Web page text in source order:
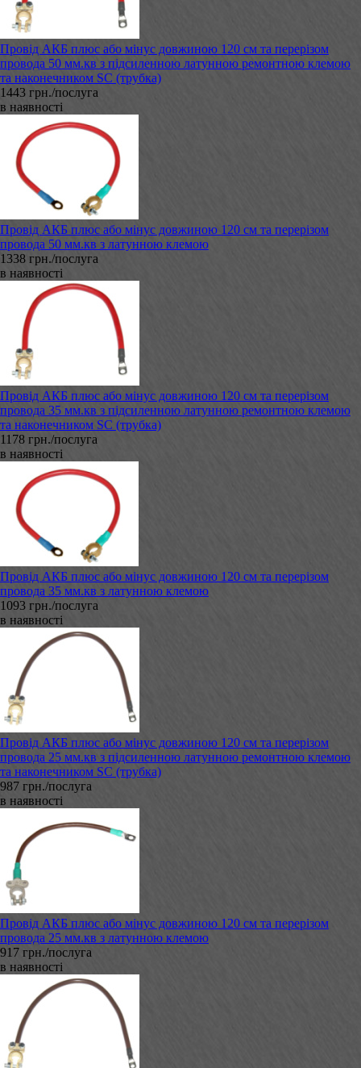
Провід АКБ плюс або мінус довжиною 120 см та перерізом
провода 50 мм.кв з підсиленною латунною ремонтною клемою
та наконечником SC (трубка)
1443 грн./послуга
в наявності
Провід АКБ плюс або мінус довжиною 120 см та перерізом
провода 50 мм.кв з латунною клемою
1338 грн./послуга
в наявності
Провід АКБ плюс або мінус довжиною 120 см та перерізом
провода 35 мм.кв з підсиленною латунною ремонтною клемою
та наконечником SC (трубка)
1178 грн./послуга
в наявності
Провід АКБ плюс або мінус довжиною 120 см та перерізом
провода 35 мм.кв з латунною клемою
1093 грн./послуга
в наявності
Провід АКБ плюс або мінус довжиною 120 см та перерізом
провода 25 мм.кв з підсиленною латунною ремонтною клемою
та наконечником SC (трубка)
987 грн./послуга
в наявності
Провід АКБ плюс або мінус довжиною 120 см та перерізом
провода 25 мм.кв з латунною клемою
917 грн./послуга
в наявності